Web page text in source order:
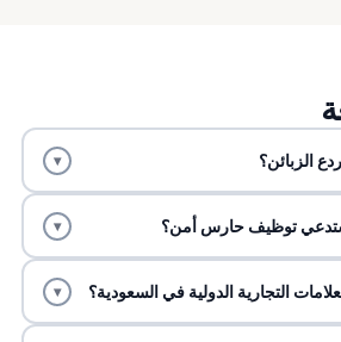
الزبائن؟ ▾
توظيف حارس أمن؟ ▾
التجارية الدولية في السعودية؟ ▾